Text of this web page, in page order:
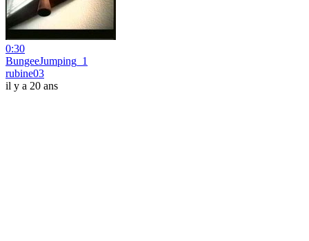
0:30
BungeeJumping_1
rubine03
il y a 20 ans